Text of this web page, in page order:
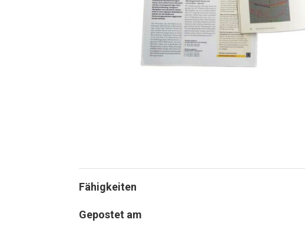
Fähigkeiten
Gepostet am